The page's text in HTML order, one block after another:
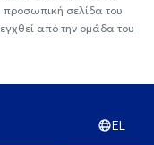
σελίδα του
από την ομάδα του
EL